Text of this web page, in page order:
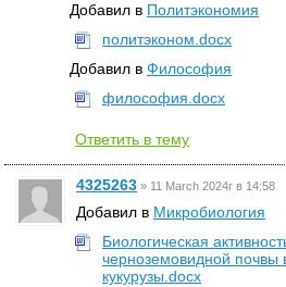
Добавил в Политэкономия
политэконом.docx
Добавил в Философия
философия.docx
Ответить в тему
4325263 » 11 March 2024г в 14:58
Добавил в Микробиология
Биологическая
черноземовидной почвы
кукурузы.docx